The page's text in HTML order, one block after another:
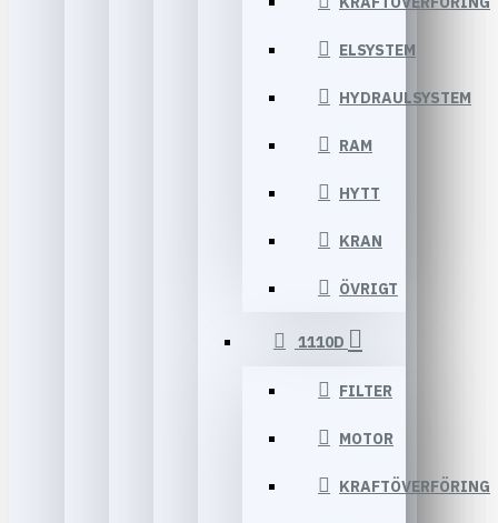
ELSYSTEM
HYDRAULSYSTEM
RAM
HYTT
KRAN
ÖVRIGT
1110D
FILTER
MOTOR
KRAFTÖVERFÖRING